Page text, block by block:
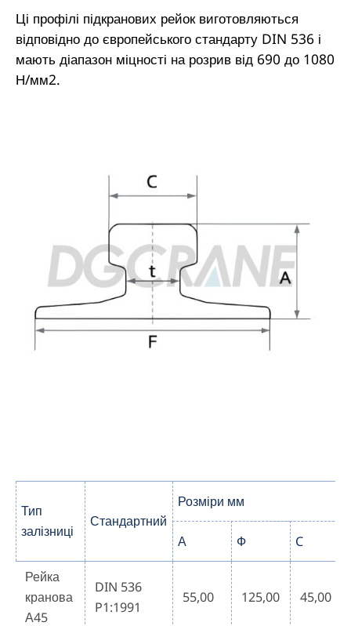
Ці профілі підкранових рейок виготовляються
відповідно до європейського стандарту DIN 536 і
мають діапазон міцності на розрив від 690 до 1080
Н/мм2.
Тип
залізниці
Стандартний
Розміри мм
А Ф C
Рейка
кранова
А45
DIN 536
P1:1991
55,00 125,00 45,00